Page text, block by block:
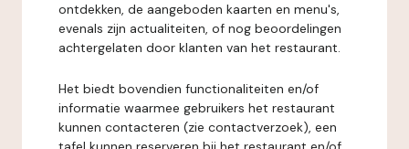
ontdekken, de aangeboden kaarten en menu's,
evenals zijn actualiteiten, of nog beoordelingen
achtergelaten door klanten van het restaurant.
Het biedt bovendien functionaliteiten en/of
informatie waarmee gebruikers het restaurant
kunnen contacteren (zie contactverzoek), een